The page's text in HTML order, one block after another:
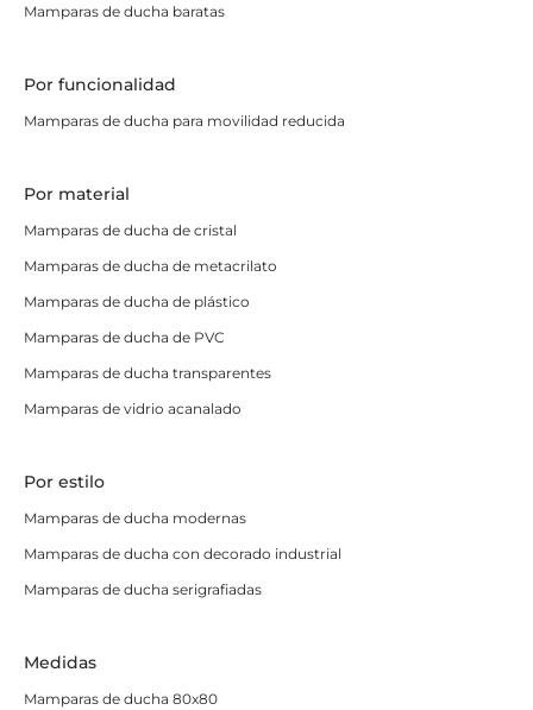
amplitud, hasta opciones serigrafiadas o con
tratamientos antical para un mantenimiento más
Mamparas de ducha frontales
correderas a medida
A veces los baños nos exigen sacar lo mejor de nuestras
encargar mamparas de ducha angulares y
correderastotalmente a medida
importar si necesitas una solución para un plato de
equipo de expertos
ayudarte a encontrar la opción ideal para ti.
Si buscas una mampara que combine funcionalidad,
correderas son la solución ideal. Encuentra la tuya en
nuestra tienda online y haz tu pedido hoy mismo,
Mamparas de ducha baratas
Por funcionalidad
Mamparas de ducha para movilidad reducida
Por material
Mamparas de ducha de cristal
Mamparas de ducha de metacrilato
Mamparas de ducha de plástico
Mamparas de ducha de PVC
Mamparas de ducha transparentes
Mamparas de vidrio acanalado
Por estilo
Mamparas de ducha modernas
Mamparas de ducha con decorado industrial
Mamparas de ducha serigrafiadas
Medidas
Mamparas de ducha 80x80